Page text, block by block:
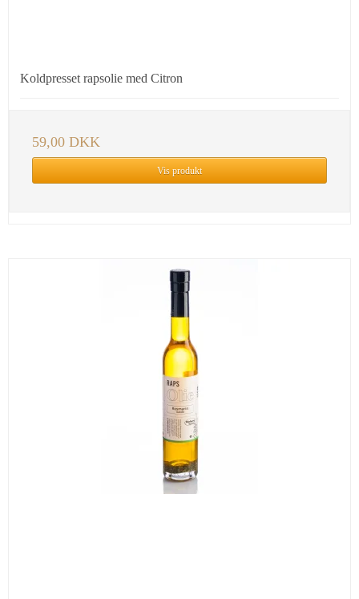
Koldpresset rapsolie med Citron
59,00 DKK
Vis produkt